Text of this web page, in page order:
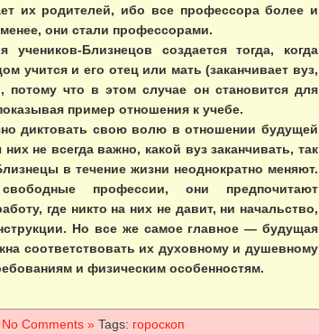
их родителей, ибо все профессора более и
они стали профессорами.
учеников-Близнецов создается тогда, когда
учится и его отец или мать (заканчивает вуз,
потому что в этом случае он становится для
пример отношения к учебе.
диктовать свою волю в отношении будущей
не всегда важно, какой вуз заканчивать, так
в течение жизни неоднократно меняют.
профессии, они предпочитают
где никто на них не давит, ни начальство,
Но все же самое главное — будущая
соответствовать их духовному и душевному
и физическим особенностям.
No Comments » Tags: гороскоп